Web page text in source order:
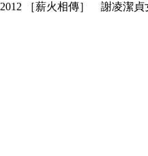
2012 ［薪火相傳］ 謝凌潔